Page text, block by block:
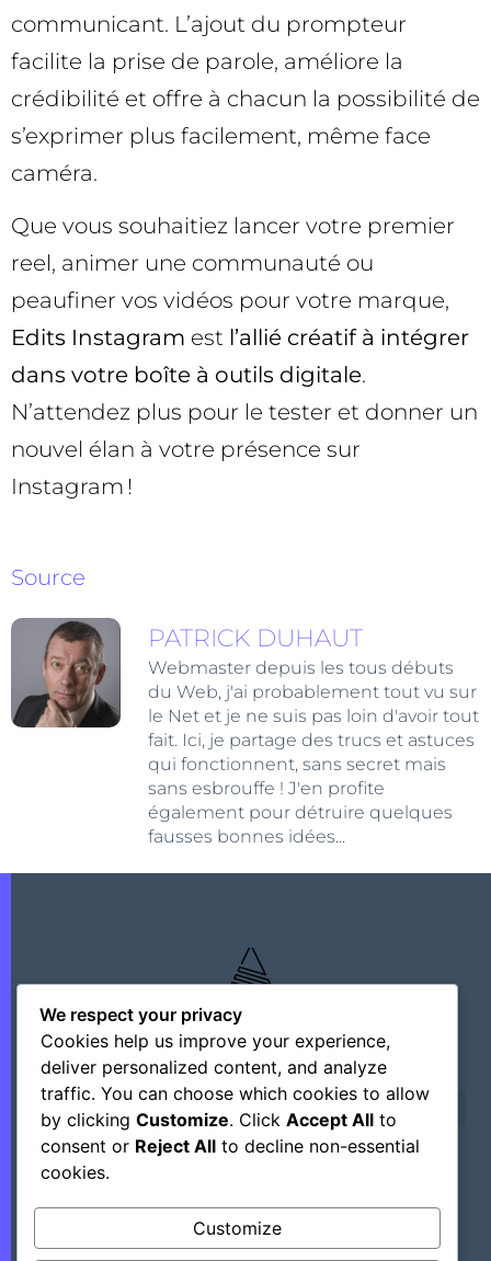
communicant. L’ajout du prompteur
facilite la prise de parole, améliore la
crédibilité et offre à chacun la possibilité de
s’exprimer plus facilement, même face
caméra.
Que vous souhaitiez lancer votre premier
reel, animer une communauté ou
peaufiner vos vidéos pour votre marque,
Edits Instagram est l’allié créatif à intégrer
dans votre boîte à outils digitale.
N’attendez plus pour le tester et donner un
nouvel élan à votre présence sur
Instagram !
Source
PATRICK DUHAUT
Webmaster depuis les tous débuts
du Web, j'ai probablement tout vu sur
le Net et je ne suis pas loin d'avoir tout
fait. Ici, je partage des trucs et astuces
qui fonctionnent, sans secret mais
sans esbrouffe ! J'en profite
également pour détruire quelques
fausses bonnes idées...
We respect your privacy
Cookies help us improve your experience,
deliver personalized content, and analyze
traffic. You can choose which cookies to allow
by clicking Customize. Click Accept All to
consent or Reject All to decline non-essential
cookies.
Customize